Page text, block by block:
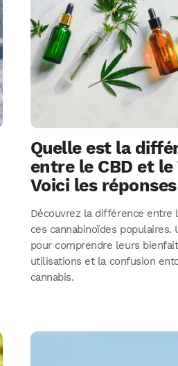
Quelle est la
entre le CBD et le
Voici les
vos questions sur
cannabinoïdes
Découvrez la différence entre
ces cannabinoïdes populaires.
pour comprendre leurs
utilisations et la confusion
cannabis.